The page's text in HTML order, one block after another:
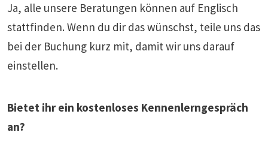
Ja, alle unsere Beratungen können auf Englisch
stattfinden. Wenn du dir das wünschst, teile uns das
bei der Buchung kurz mit, damit wir uns darauf
einstellen.
Bietet ihr ein kostenloses Kennenlerngespräch
an?